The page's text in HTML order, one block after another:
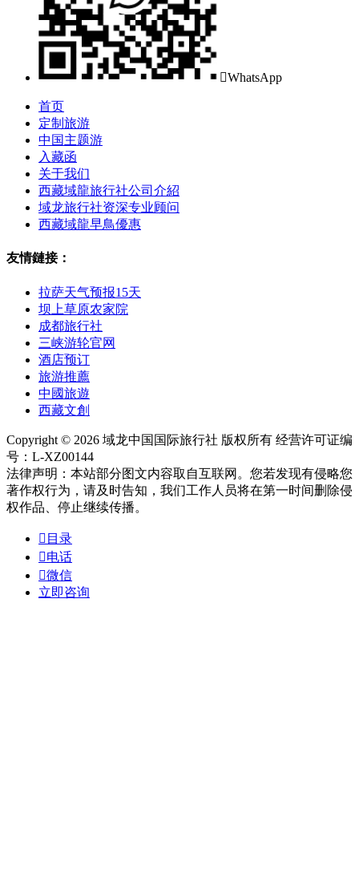
WhatsApp
首页
定制旅游
中国主题游
入藏函
关于我们
西藏域龍旅行社公司介紹
域龙旅行社资深专业顾问
西藏域龍早鳥優惠
友情鏈接：
拉萨天气预报15天
坝上草原农家院
成都旅行社
三峡游轮官网
酒店预订
旅游推薦
中國旅遊
西藏文創
Copyright © 2026 域龙中国国际旅行社 版权所有 经营许可证编
号：L-XZ00144
法律声明：本站部分图文内容取自互联网。您若发现有侵略您
著作权行为，请及时告知，我们工作人员将在第一时间删除侵
权作品、停止继续传播。
 目录
电话
微信
立即咨询